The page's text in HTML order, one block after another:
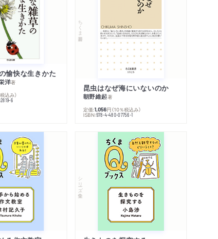
愉快な生きかた
洋著
込み）
6
ちくま新書
昆虫はなぜ海にいないのか
朝野維起著
定価:1,056円 （10％税込み）
ISBN:978-4-480-07756-1
シリーズ・全集